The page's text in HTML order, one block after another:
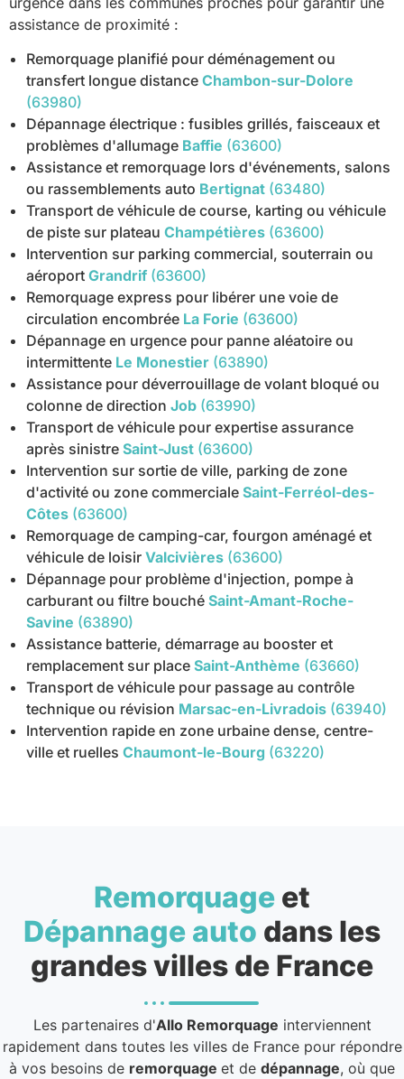
assistance de proximité :
Remorquage planifié pour déménagement ou
transfert longue distance Chambon-sur-Dolore
(63980)
Dépannage électrique : fusibles grillés, faisceaux et
problèmes d'allumage Baffie (63600)
Assistance et remorquage lors d'événements, salons
ou rassemblements auto Bertignat (63480)
Transport de véhicule de course, karting ou véhicule
de piste sur plateau Champétières (63600)
Intervention sur parking commercial, souterrain ou
aéroport Grandrif (63600)
Remorquage express pour libérer une voie de
circulation encombrée La Forie (63600)
Dépannage en urgence pour panne aléatoire ou
intermittente Le Monestier (63890)
Assistance pour déverrouillage de volant bloqué ou
colonne de direction Job (63990)
Transport de véhicule pour expertise assurance
après sinistre Saint-Just (63600)
Intervention sur sortie de ville, parking de zone
d'activité ou zone commerciale Saint-Ferréol-des-
Côtes (63600)
Remorquage de camping-car, fourgon aménagé et
véhicule de loisir Valcivières (63600)
Dépannage pour problème d'injection, pompe à
carburant ou filtre bouché Saint-Amant-Roche-
Savine (63890)
Assistance batterie, démarrage au booster et
remplacement sur place Saint-Anthème (63660)
Transport de véhicule pour passage au contrôle
technique ou révision Marsac-en-Livradois (63940)
Intervention rapide en zone urbaine dense, centre-
ville et ruelles Chaumont-le-Bourg (63220)
Remorquage et
Dépannage auto dans les
grandes villes de France
Les partenaires d'Allo Remorquage interviennent
rapidement dans toutes les villes de France pour répondre
à vos besoins de remorquage et de dépannage, où que